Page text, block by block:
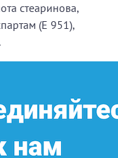
стеаринова,
(Е 951),